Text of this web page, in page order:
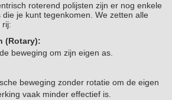
roterend polijsten zijn er nog enkele
je kunt tegenkomen. We zetten alle
rij:
(Rotary):
beweging om zijn eigen as.
beweging zonder rotatie om de eigen
vaak minder effectief is.